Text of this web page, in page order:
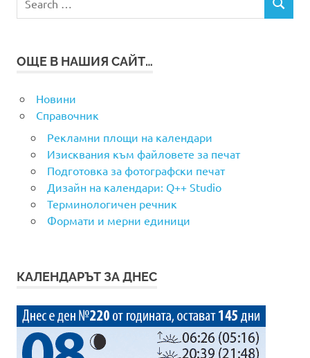
for:
SEARCH
ОЩЕ В НАШИЯ САЙТ…
Новини
Справочник
Рекламни площи на календари
Изисквания към файловете за печат
Подготовка за фотографски печат
Дизайн на календари: Q++ Studio
Терминологичен речник
Формати и мерни единици
КАЛЕНДАРЪТ ЗА ДНЕС